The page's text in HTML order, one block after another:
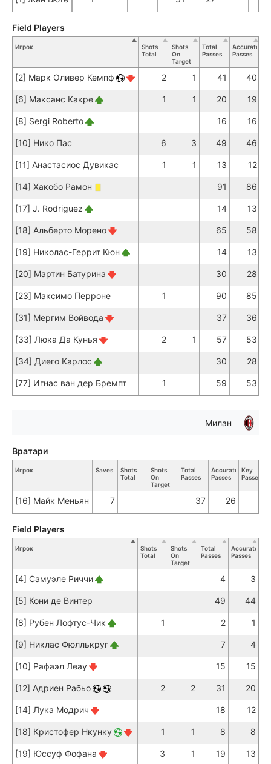
Игрок
Shots
Total
Shots
On
Target
Total
Passes
Accurate
Passes
[2] Марк Оливер Кемпф 2 1 41 40
[6] Максанс Какре 1 1 20 19
[8] Sergi Roberto 16 16
[10] Нико Пас 6 3 49 46
[11] Анастасиос Дувикас 1 1 13 12
[14] Хакобо Рамон 91 86
[17] J. Rodriguez 14 13
[18] Альберто Морено 65 58
[19] Николас-Геррит Кюн 14 13
[20] Мартин Батурина 30 28
[23] Максимо Перроне 1 90 85
[31] Мергим Войвода 37 36
[33] Люка Да Кунья 2 1 57 53
[34] Диего Карлос 30 28
[77] Игнас ван дер Бремпт 1 59 53
Field Players
Милан
Игрок Saves
Shots
Total
Shots
On
Target
Total
Passes
Accurate
Passes
Key
Passes
[16] Майк Меньян 7 37 26
Вратари
Игрок
Shots
Total
Shots
On
Target
Total
Passes
Accurate
Passes
[4] Самуэле Риччи 4 3
[5] Кони де Винтер 49 44
[8] Рубен Лофтус-Чик 1 2 1
[9] Никлас Фюллькруг 7 4
[10] Рафаэл Леау 15 15
[12] Адриен Рабьо 2 2 31 20
[14] Лука Модрич 18 12
[18] Кристофер Нкунку 1 1 8 8
[19] Юссуф Фофана 3 1 19 13
Field Players